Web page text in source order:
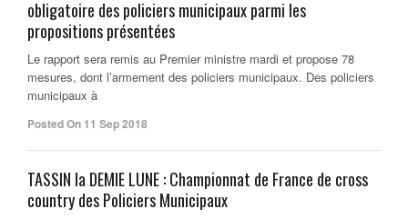
obligatoire des policiers municipaux parmi les
propositions présentées
Le rapport sera remis au Premier ministre mardi et propose 78
mesures, dont l’armement des policiers municipaux. Des policiers
municipaux à
Posted On 11 Sep 2018
TASSIN la DEMIE LUNE : Championnat de France de cross
country des Policiers Municipaux